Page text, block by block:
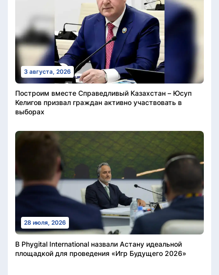
3 августа, 2026
Построим вместе Справедливый Казахстан – Юсуп
Келигов призвал граждан активно участвовать в
выборах
28 июля, 2026
В Phygital International назвали Астану идеальной
площадкой для проведения «Игр Будущего 2026»